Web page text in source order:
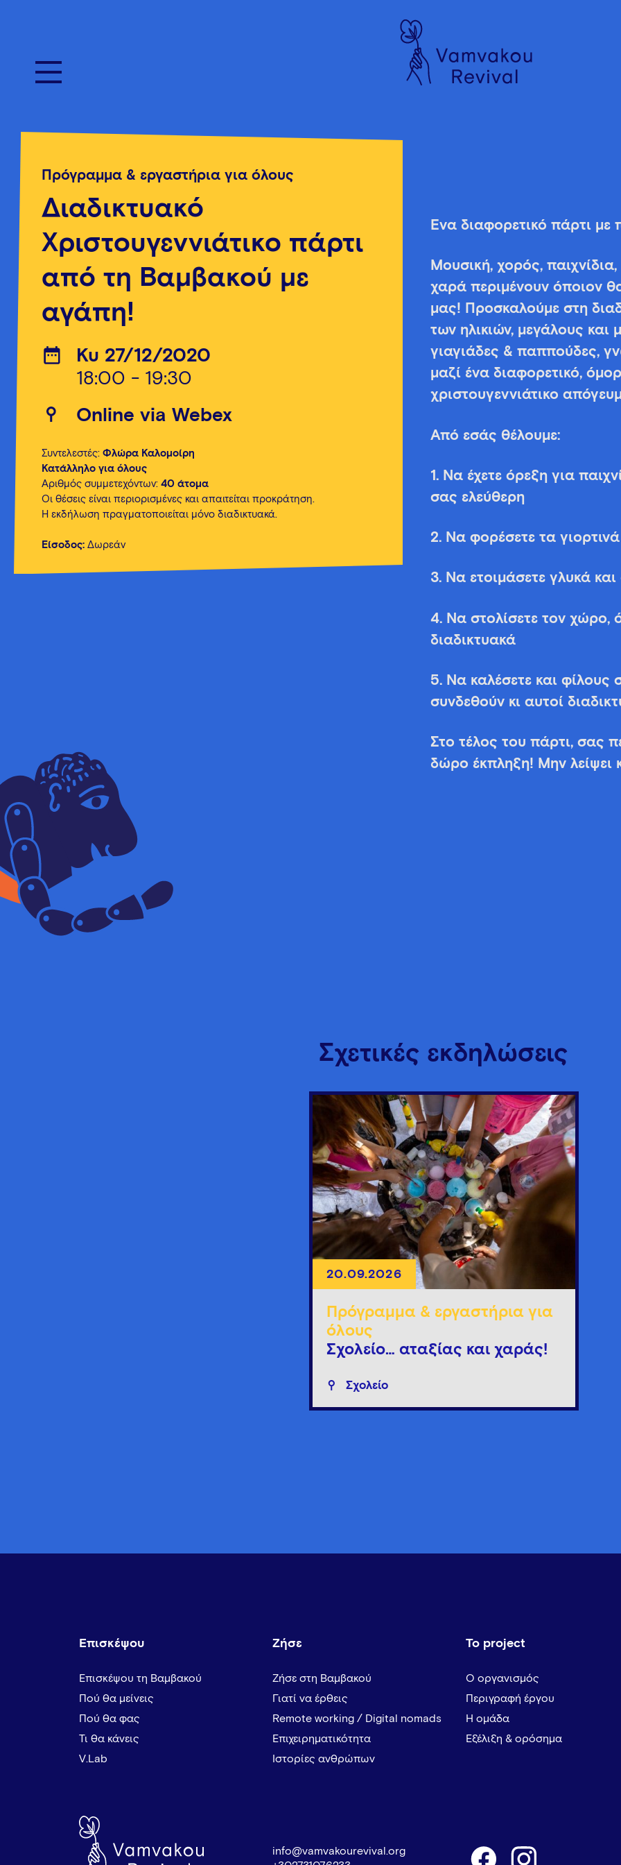
Πρόγραμμα & εργαστήρια για όλους
Διαδικτυακό
Χριστουγεννιάτικο πάρτι
από τη Βαμβακού με
αγάπη!
Κυ 27/12/2020
18:00 - 19:30
Οnline via Webex
Συντελεστές: Φλώρα Καλομοίρη
Κατάλληλο για όλους
Αριθμός συμμετεχόντων: 40 άτομα
Οι θέσεις είναι περιορισμένες και απαιτείται προκράτηση.
Η εκδήλωση πραγματοποιείται μόνο διαδικτυακά.
Είσοδος: Δωρεάν
Ένα διαφορετικό πάρτι
Μουσική, χορός,
χαρά περιμένουν όποιον
μας! Προσκαλούμε στη
των ηλικιών, μεγάλους και
γιαγιάδες & παππούδες,
μαζί ένα διαφορετικό,
χριστουγεννιάτικο
Από εσάς θέλουμε:
1. Να έχετε όρεξη για
σας ελεύθερη
2. Να φορέσετε τα
3. Να ετοιμάσετε γλυκά
4. Να στολίσετε τον χώρο,
διαδικτυακά
5. Να καλέσετε και φίλους
συνδεθούν κι αυτοί
Στο τέλος του πάρτι, σας
δώρο έκπληξη! Μην λείψει
Σχετικές εκδηλώσεις
20.09.2026
Πρόγραμμα & εργαστήρια για
όλους
Σχολείο… αταξίας και χαράς!
Σχολείο
Επισκέψου
Επισκέψου τη Βαμβακού
Πού θα μείνεις
Πού θα φας
Τι θα κάνεις
V.Lab
Ζήσε
Ζήσε στη Βαμβακού
Γιατί να έρθεις
Remote working / Digital nomads
Επιχειρηματικότητα
Ιστορίες ανθρώπων
Το project
Ο οργανισμός
Περιγραφή έργου
Η ομάδα
Εξέλιξη & ορόσημα
info@vamvakourevival.org